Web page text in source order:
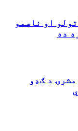
او ناسمو
ده
د ګډو